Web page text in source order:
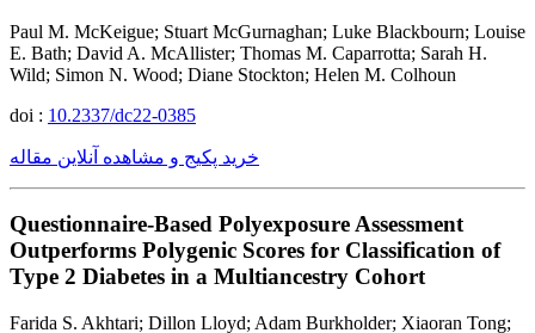
Paul M. McKeigue; Stuart McGurnaghan; Luke Blackbourn; Louise
E. Bath; David A. McAllister; Thomas M. Caparrotta; Sarah H.
Wild; Simon N. Wood; Diane Stockton; Helen M. Colhoun
doi : 10.2337/dc22-0385
خرید پکیج و مشاهده آنلاین مقاله
Questionnaire-Based Polyexposure Assessment
Outperforms Polygenic Scores for Classification of
Type 2 Diabetes in a Multiancestry Cohort
Farida S. Akhtari; Dillon Lloyd; Adam Burkholder; Xiaoran Tong;